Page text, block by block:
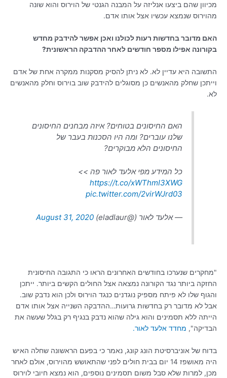
מכיוון שהם ביצעו אנליזה על המבנה הגנטי של הוירוס והוא שונה
מהוירוס שנמצא עכשיו אצל אותו אדם.
האם מדובר בחדשות רעות לכולנו ואכן אפשר להידבק מחדש
בקורונה אפילו מספר חודשים לאחר ההדבקה הראשונית?
התשובה היא עדיין לא. לא ניתן להסיק מסקנות ממקרה אחת של אדם
וייתכן שחלק מהאנשים כן מסוגלים להידבק שוב בוירוס וחלק מהאנשים
לא.
האם החיסונים בטוחים? איזה מבחנים החיסונים
שלנו עוברים? ומה היו הסכנות בעבר של
החיסונים הלא מבוקרים?
כל המידע מפי אלעד לאור פה >>
https://t.co/xWThmI3XWG
pic.twitter.com/2virWJrd03
— אלעד לאור (@eladlaur) August 31, 2020
"מחקרים שנערכו בחודשים האחרונים הראו כי התגובה החיסונית
החזקה ביותר נגד הקורונה נמצאה אצל החולים הקשים ביותר. ייתכן
והגוף שלו לא פיתח מספיק נוגדנים כנגד הוירוס ולכן הוא נדבק שוב.
אבל לא מדובר רק בחדשות גרועות…ההדבקה השנייה אצל אותו אדם
הייתה ללא תסמינים והוא גילה שהוא נדבק בנגיף רק בגלל שעשה את
הבדיקה", מחדד אלעד לאור.
בדוח של אוניברסיטת הונג קונג, נאמר כי בפעם הראשונה שחלה האיש
היה מאושפז 14 יום בבית חולים לפני שהתאושש מהוירוס, אולם לאחר
מכן, למרות שלא סבל משום תסמינים נוספים, הוא נמצא חיובי לוירוס